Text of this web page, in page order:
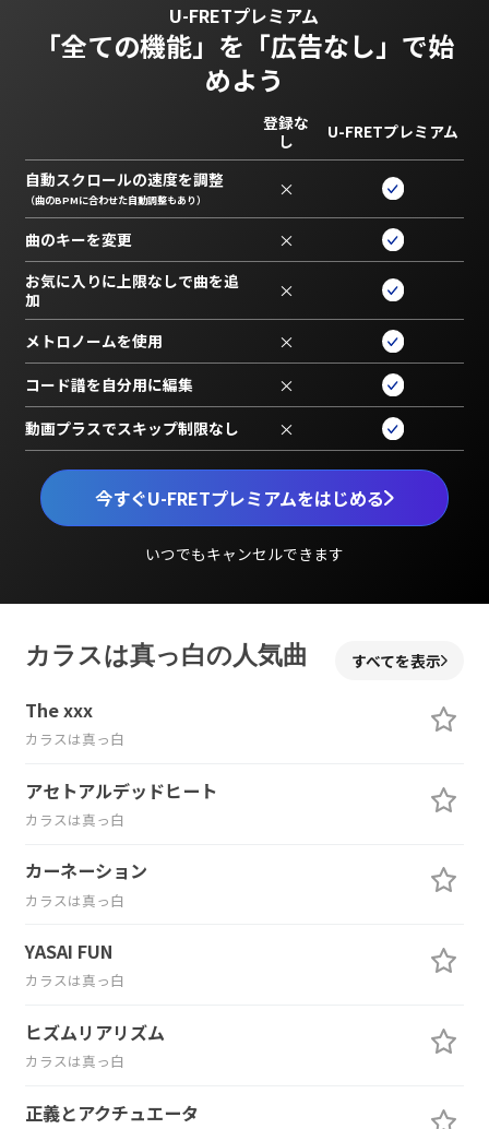
U-FRETプレミアム
「全ての機能」を 「広告なし」で始
めよう
今すぐU-FRETプレミアムをはじめる
いつでもキャンセルできます
登録な
し
U-FRETプレミアム
自動スクロールの速度を調整
（曲のBPMに合わせた自動調整もあり） ×
曲のキーを変更 ×
お気に入りに上限なしで曲を追
加
×
メトロノームを使用 ×
コード譜を自分用に編集 ×
動画プラスでスキップ制限なし ×
カラスは真っ白の人気曲 すべてを表示
The xxx
カラスは真っ白
アセトアルデッドヒート
カラスは真っ白
カーネーション
カラスは真っ白
YASAI FUN
カラスは真っ白
ヒズムリアリズム
カラスは真っ白
正義とアクチュエータ